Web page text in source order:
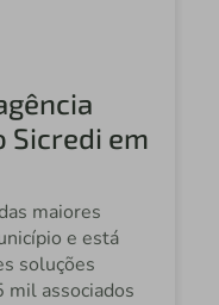
Sicredi em
maiores
e está
soluções
mil associados